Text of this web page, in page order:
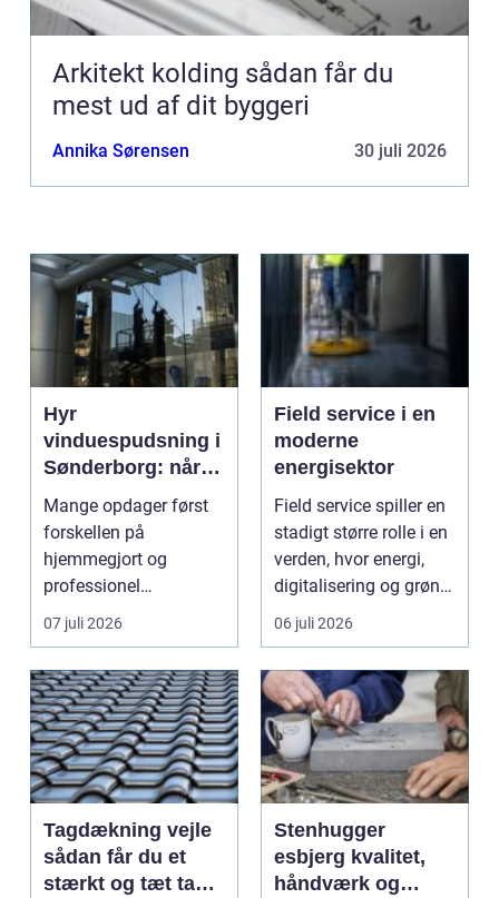
Arkitekt kolding sådan får du
mest ud af dit byggeri
Annika Sørensen 30 juli 2026
Hyr
vinduespudsning i
Sønderborg: når
det skal være nemt
Mange opdager først
forskellen på
hjemmegjort og
professionel
vinduespudsning, nå...
07 juli 2026
Field service i en
moderne
energisektor
Field service spiller en
stadigt større rolle i en
verden, hvor energi,
digitalisering og grøn
omsti...
06 juli 2026
Tagdækning vejle
sådan får du et
stærkt og tæt tag i
Stenhugger
esbjerg kvalitet,
håndværk og